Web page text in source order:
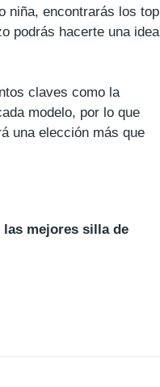
niña, encontrarás los top
podrás hacerte una idea
claves como la
modelo, por lo que
una elección más que
las mejores silla de